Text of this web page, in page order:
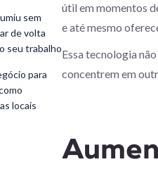
sem
de volta
seu trabalho
para
locais
útil em momentos
e até mesmo
Essa tecnologia
concentrem em